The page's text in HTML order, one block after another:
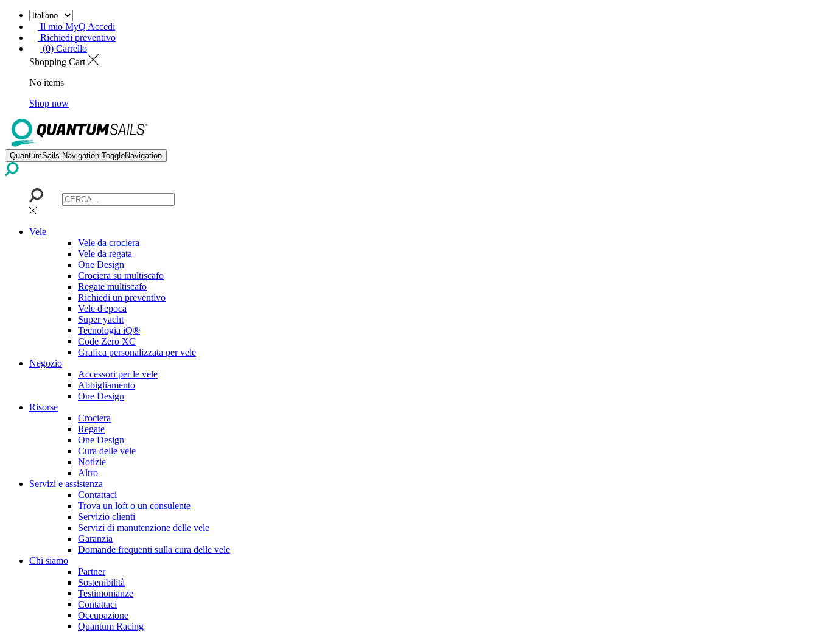
Il mio MyQ Accedi
Richiedi preventivo
(0) Carrello
Shopping Cart
No items
Shop now
QuantumSails.Navigation.ToggleNavigation
Vele
Vele da crociera
Vele da regata
One Design
Crociera su multiscafo
Regate multiscafo
Richiedi un preventivo
Vele d'epoca
Super yacht
Tecnologia iQ®
Code Zero XC
Grafica personalizzata per vele
Negozio
Accessori per le vele
Abbigliamento
One Design
Risorse
Crociera
Regate
One Design
Cura delle vele
Notizie
Altro
Servizi e assistenza
Contattaci
Trova un loft o un consulente
Servizio clienti
Servizi di manutenzione delle vele
Garanzia
Domande frequenti sulla cura delle vele
Chi siamo
Partner
Sostenibilità
Testimonianze
Contattaci
Occupazione
Quantum Racing